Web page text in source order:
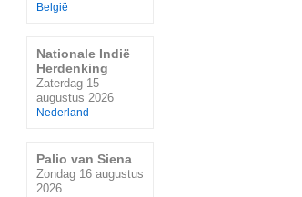
België
Nationale Indië
Herdenking
Zaterdag 15
augustus 2026
Nederland
Palio van Siena
Zondag 16 augustus
2026